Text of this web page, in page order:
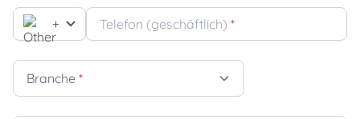
+ Telefon (geschäftlich) *
Branche *